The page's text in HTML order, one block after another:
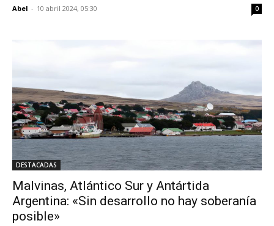
Abel - 10 abril 2024, 05:30 0
DESTACADAS
Malvinas, Atlántico Sur y Antártida
Argentina: «Sin desarrollo no hay soberanía
posible»